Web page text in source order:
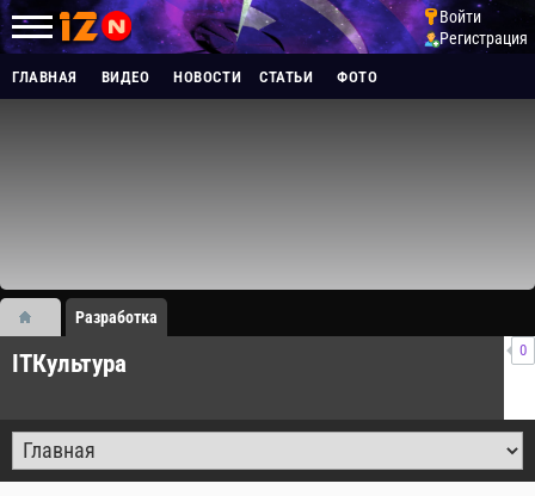
Войти
Регистрация
ГЛАВНАЯ ВИДЕО НОВОСТИ СТАТЬИ ФОТО
Разработка
0
ITКультура